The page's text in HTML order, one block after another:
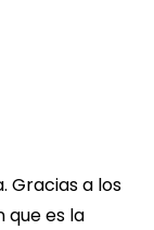
Gracias a los
que es la